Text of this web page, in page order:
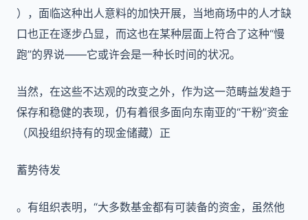
），面临这种出人意料的加快开展，当地商场中的人才缺
口也正在逐步凸显，而这也在某种层面上符合了这种“慢
跑”的界说——它或许会是一种长时间的状况。
当然，在这些不达观的改变之外，作为这一范畴益发趋于
保存和稳健的表现，仍有着很多面向东南亚的“干粉”资金
（风投组织持有的现金储藏）正
蓄势待发
。有组织表明，“大多数基金都有可装备的资金，虽然他